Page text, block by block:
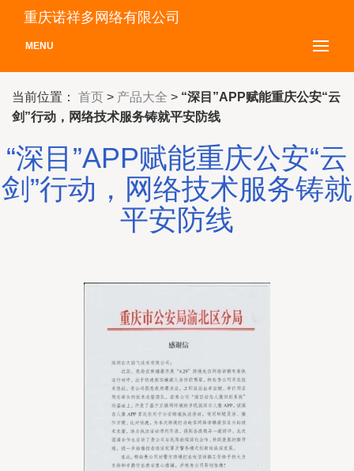
重庆诺祥多网络有限公司
MENU
当前位置： 首页 > 产品大全 > “深目”APP赋能重庆公安“云
剑”行动，网络技术服务铸就平安防线
“深目”APP赋能重庆公安“云
剑”行动，网络技术服务铸就
平安防线